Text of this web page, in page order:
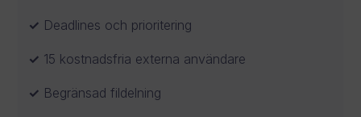
Deadlines och prioritering
15 kostnadsfria externa användare
Begränsad fildelning